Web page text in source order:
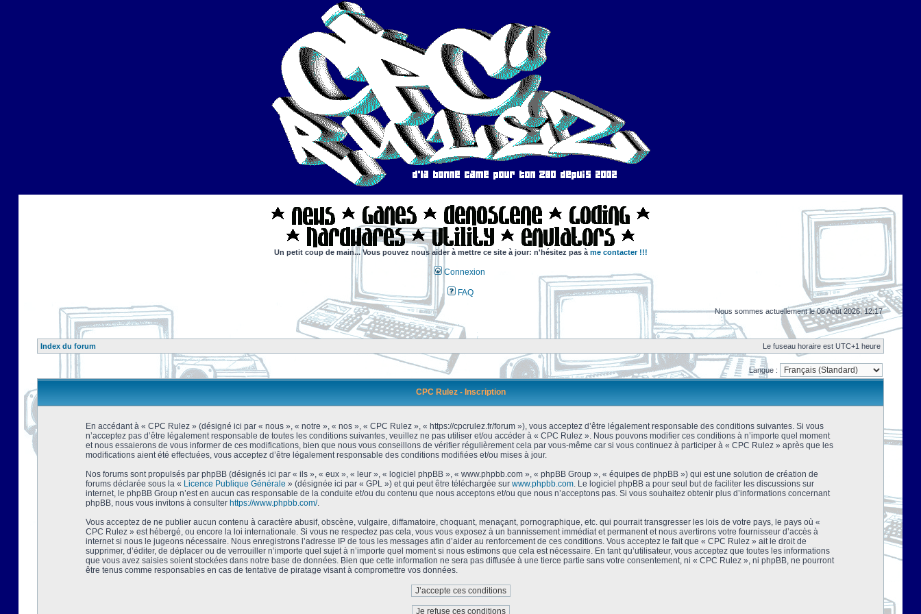
Un petit coup de main... Vous pouvez nous aider à mettre ce site à jour: n'hésitez pas à me contacter !!!
Connexion
FAQ
Nous sommes actuellement le 08 Août 2026, 12:17
Index du forum Le fuseau horaire est UTC+1 heure
Langue :
CPC Rulez - Inscription
En accédant à « CPC Rulez » (désigné ici par « nous », « notre », « nos », « CPC Rulez », « https://cpcrulez.fr/forum »), vous acceptez d’être légalement responsable des conditions suivantes. Si vous
n’acceptez pas d’être légalement responsable de toutes les conditions suivantes, veuillez ne pas utiliser et/ou accéder à « CPC Rulez ». Nous pouvons modifier ces conditions à n’importe quel moment
et nous essaierons de vous informer de ces modifications, bien que nous vous conseillons de vérifier régulièrement cela par vous-même car si vous continuez à participer à « CPC Rulez » après que les
modifications aient été effectuées, vous acceptez d’être légalement responsable des conditions modifiées et/ou mises à jour.
Nos forums sont propulsés par phpBB (désignés ici par « ils », « eux », « leur », « logiciel phpBB », « www.phpbb.com », « phpBB Group », « équipes de phpBB ») qui est une solution de création de
forums déclarée sous la « Licence Publique Générale » (désignée ici par « GPL ») et qui peut être téléchargée sur www.phpbb.com. Le logiciel phpBB a pour seul but de faciliter les discussions sur
internet, le phpBB Group n’est en aucun cas responsable de la conduite et/ou du contenu que nous acceptons et/ou que nous n’acceptons pas. Si vous souhaitez obtenir plus d’informations concernant
phpBB, nous vous invitons à consulter https://www.phpbb.com/.
Vous acceptez de ne publier aucun contenu à caractère abusif, obscène, vulgaire, diffamatoire, choquant, menaçant, pornographique, etc. qui pourrait transgresser les lois de votre pays, le pays où «
CPC Rulez » est hébergé, ou encore la loi internationale. Si vous ne respectez pas cela, vous vous exposez à un bannissement immédiat et permanent et nous avertirons votre fournisseur d’accès à
internet si nous le jugeons nécessaire. Nous enregistrons l’adresse IP de tous les messages afin d’aider au renforcement de ces conditions. Vous acceptez le fait que « CPC Rulez » ait le droit de
supprimer, d’éditer, de déplacer ou de verrouiller n’importe quel sujet à n’importe quel moment si nous estimons que cela est nécessaire. En tant qu’utilisateur, vous acceptez que toutes les informations
que vous avez saisies soient stockées dans notre base de données. Bien que cette information ne sera pas diffusée à une tierce partie sans votre consentement, ni « CPC Rulez », ni phpBB, ne pourront
être tenus comme responsables en cas de tentative de piratage visant à compromettre vos données.